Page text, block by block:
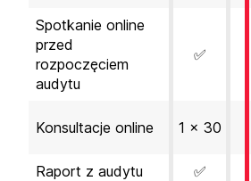
Spotkanie online
przed
rozpoczęciem
audytu
✅
Konsultacje online 1 x 30
Raport z audytu ✅